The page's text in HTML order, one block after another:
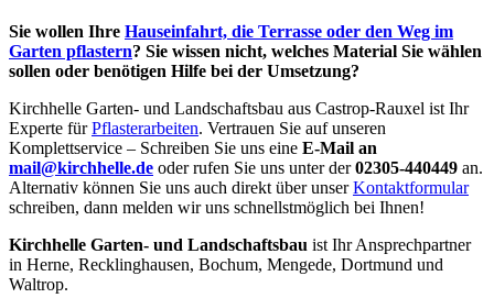
Sie wollen Ihre Hauseinfahrt, die Terrasse oder den Weg im
Garten pflastern? Sie wissen nicht, welches Material Sie wählen
sollen oder benötigen Hilfe bei der Umsetzung?
Kirchhelle Garten- und Landschaftsbau aus Castrop-Rauxel ist Ihr
Experte fürPflasterarbeiten. Vertrauen Sie auf unseren
Komplettservice – Schreiben Sie uns eine E-Mail an
mail@kirchhelle.de oder rufen Sie uns unter der02305-440449 an.
Alternativ können Sie uns auch direkt über unserKontaktformular
schreiben, dann melden wir uns schnellstmöglich bei Ihnen!
Kirchhelle Garten- und Landschaftsbau ist Ihr Ansprechpartner
in Herne, Recklinghausen, Bochum, Mengede, Dortmund und
Waltrop.